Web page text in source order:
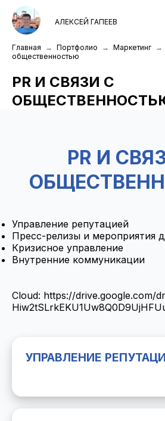
АЛЕКСЕЙ ГАПЕЕВ
Главная Портфолио Маркетинг
общественностью
PR И СВЯЗИ С
PR И
Управление репутацией
Пресс-релизы и мероприятия
Кризисное управление
Внутренние коммуникации
Cloud: https://drive.google.com/
УПРАВЛЕНИЕ